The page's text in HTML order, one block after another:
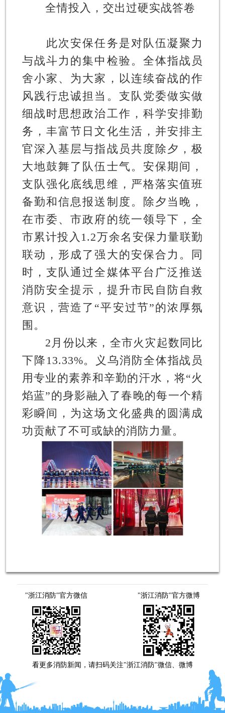
全情投入，交出过硬实战答卷
此次安保任务是对队伍凝聚力
与战斗力的集中检验。全体指战员
舍小家、为大家，以连续奋战的作
风践行忠诚担当。支队党委做实做
细战时思想政治工作，科学安排勤
务，丰富节日文化生活，并安排主
官深入基层与指战员共度除夕，极
大地鼓舞了队伍士气。安保期间，
支队强化底线思维，严格落实值班
备勤和信息报送制度。除夕当晚，
在市委、市政府的统一领导下，全
市累计投入1.2万余名安保力量联勤
联动，形成了强大的安保合力。同
时，支队通过全媒体平台广泛推送
消防安全提示，提升市民自防自救
意识，营造了“平安过节”的浓厚氛
围。
2月份以来，全市火灾起数同比
下降13.33%。义乌消防全体指战员
用专业的素养和辛勤的汗水，将“火
焰蓝”的身影融入了春晚的每一个精
彩瞬间，为这场文化盛典的圆满成
功贡献了不可或缺的消防力量。
"浙江消防"官方微信 "浙江消防"官方微博
看更多消防新闻，请扫码关注"浙江消防"微信、微博